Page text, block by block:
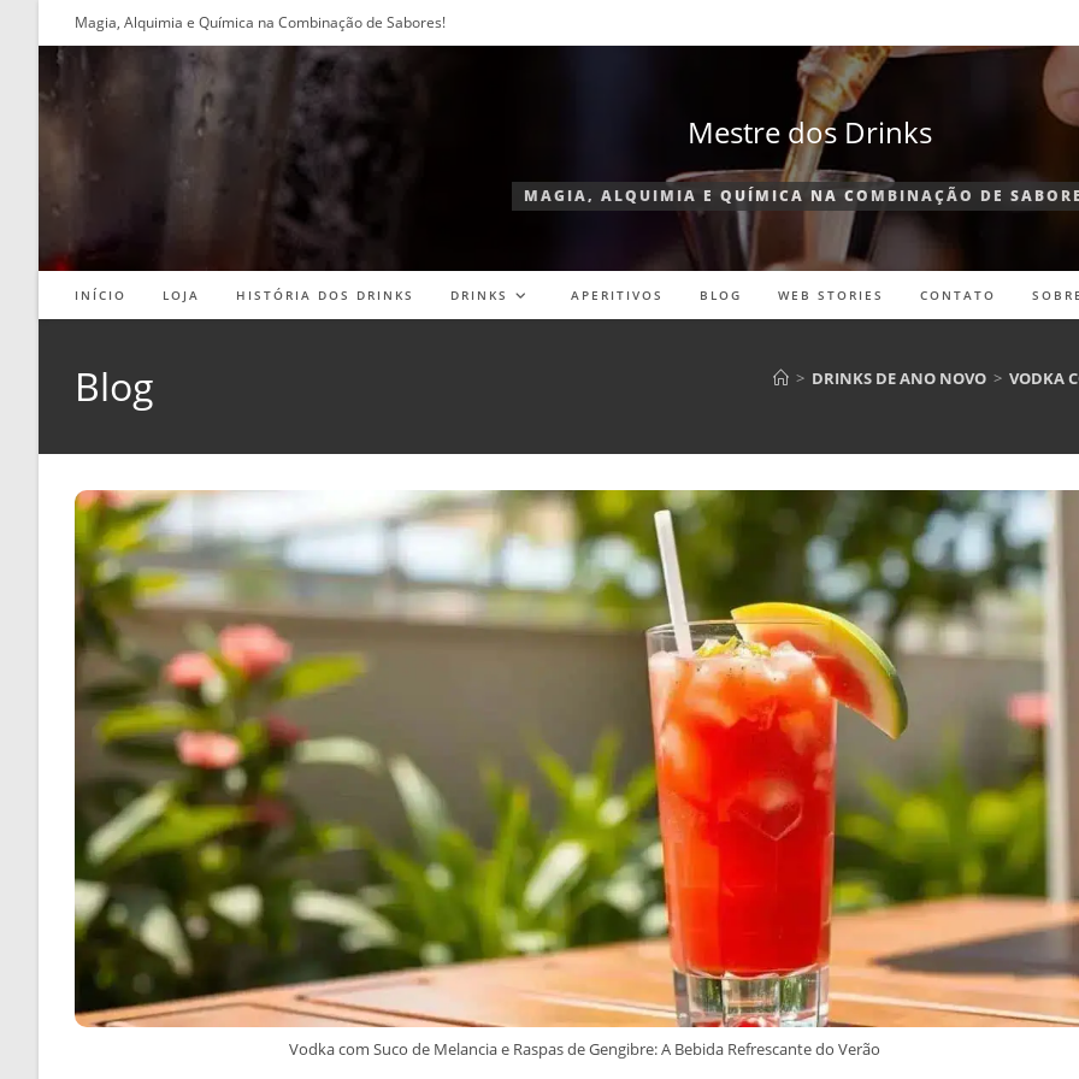
conteúdo
Magia, Alquimia e Química na Combinação de Sabores!
Mestre dos Drinks
MAGIA, ALQUIMIA E QUÍMICA NA COMBINAÇÃO DE
INÍCIO LOJA HISTÓRIA DOS DRINKS DRINKS APERITIVOS BLOG WEB STORIES CONTATO SOBRE
Blog > DRINKS DE ANO NOVO > VODKA
Vodka com Suco de Melancia e Raspas de Gengibre: A Bebida Refrescante do Verão